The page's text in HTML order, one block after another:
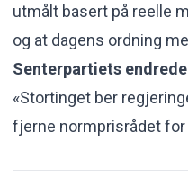
utmålt basert på reelle
og at dagens ordning
Senterpartiets
«Stortinget ber
fjerne normprisrådet for